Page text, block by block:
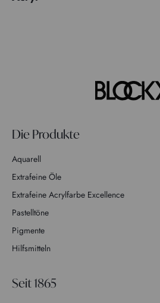
Die Produkte
Aquarell
Extrafeine Öle
Extrafeine Acrylfarbe Excellence
Pastelltöne
Pigmente
Hilfsmitteln
Seit 1865